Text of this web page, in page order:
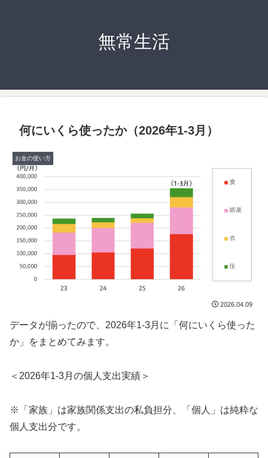
無常生活
何にいくら使ったか（2026年1-3月）
お金の使い方
2026.04.09
データが揃ったので、2026年1-3月に「何にいくら使った
か」をまとめてみます。
＜2026年1-3月の個人支出実績＞
※「家族」は家族関係支出の私負担分、「個人」は純粋な
個人支出分です。